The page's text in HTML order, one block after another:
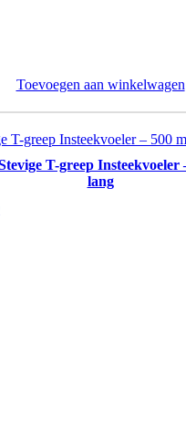
Toevoegen aan winkelwagen
T-greep Insteekvoeler
lang